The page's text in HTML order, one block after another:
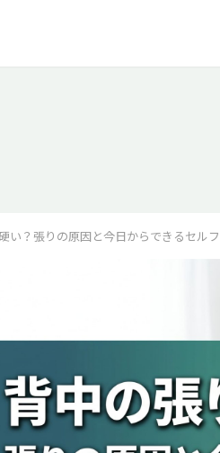
い？張りの原因と今日からできるセル